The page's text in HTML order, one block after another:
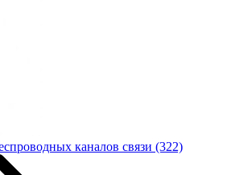
каналов связи (322)